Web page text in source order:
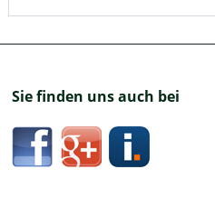
Sie finden uns auch bei